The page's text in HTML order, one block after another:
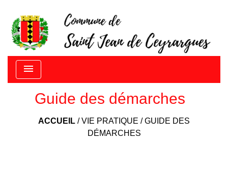
menu
Guide des démarches
ACCUEIL /VIE PRATIQUE /GUIDE DES
DÉMARCHES